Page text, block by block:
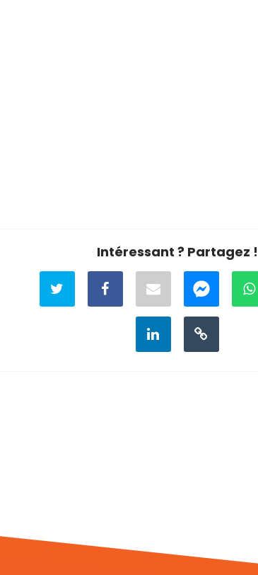
Intéressant ? Partagez !